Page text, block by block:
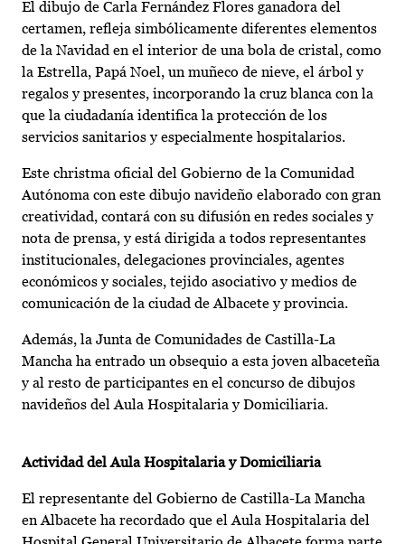
El dibujo de Carla Fernández Flores ganadora del
certamen, refleja simbólicamente diferentes elementos
de la Navidad en el interior de una bola de cristal, como
la Estrella, Papá Noel, un muñeco de nieve, el árbol y
regalos y presentes, incorporando la cruz blanca con la
que la ciudadanía identifica la protección de los
servicios sanitarios y especialmente hospitalarios.
Este christma oficial del Gobierno de la Comunidad
Autónoma con este dibujo navideño elaborado con gran
creatividad, contará con su difusión en redes sociales y
nota de prensa, y está dirigida a todos representantes
institucionales, delegaciones provinciales, agentes
económicos y sociales, tejido asociativo y medios de
comunicación de la ciudad de Albacete y provincia.
Además, la Junta de Comunidades de Castilla-La
Mancha ha entrado un obsequio a esta joven albaceteña
y al resto de participantes en el concurso de dibujos
navideños del Aula Hospitalaria y Domiciliaria.
Actividad del Aula Hospitalaria y Domiciliaria
El representante del Gobierno de Castilla-La Mancha
en Albacete ha recordado que el Aula Hospitalaria del